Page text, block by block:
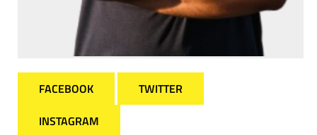
FACEBOOK
TWITTER
INSTAGRAM